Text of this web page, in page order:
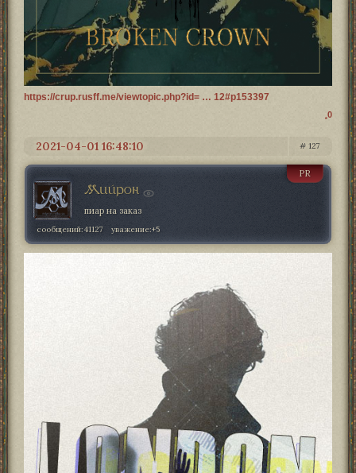
https://crup.rusff.me/viewtopic.php?id= … 12#p153397
0
127
2021-04-01 16:48:10
Мийрон
PR
пиар на заказ
сообщений:41127 уважение:+5